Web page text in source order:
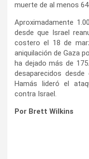
muerte de al menos
Aproximadamente
desde que Israel
costero el 18 de
aniquilación de Gaza
ha dejado más de
desaparecidos
Hamás lideró el
contra Israel.
Por Brett Wilkins